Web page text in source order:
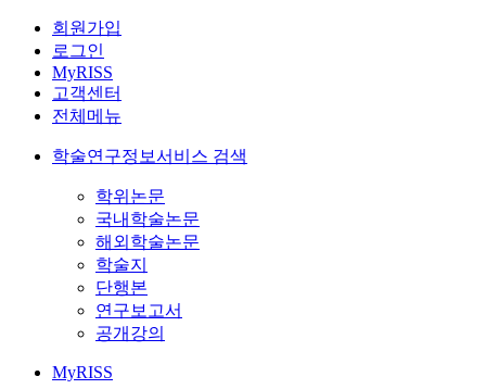
회원가입
로그인
MyRISS
고객센터
전체메뉴
학술연구정보서비스 검색
학위논문
국내학술논문
해외학술논문
학술지
단행본
연구보고서
공개강의
MyRISS